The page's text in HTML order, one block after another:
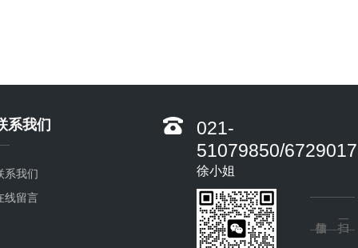
系我们
系我们
线留言
021-
51079850/
徐小姐